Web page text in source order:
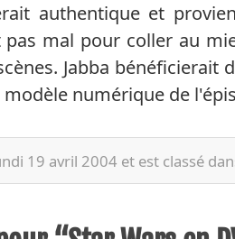
authentique et
mal pour coller au
Jabba
numérique de
19 avril 2004 et est classé